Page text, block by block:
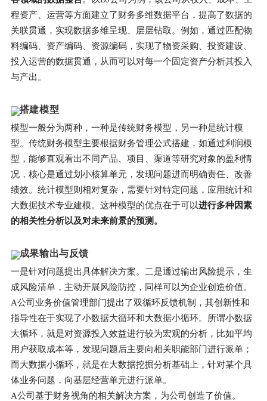
程资产、运营等方面建立了财务多维数据平台，提高了数据的
关联贯通，实现数据多维呈现、层层钻取。例如，通过匹配物
料编码、资产编码、资源编码，实现了物资采购、投资建设、
投入运营的数据贯通，从而可以对每一个固定资产分析其投入
与产出。
搭建模型
模型一般分为两种，一种是传统财务模型，另一种是统计模
型。传统财务模型主要根据财务管理公式搭建，如通过利润模
型，能够直观看出不同产品、项目、渠道等研究对象的盈利情
况，核心是通过划小核算单元，发现问题进而明确责任、改善
绩效。统计模型则相对复杂，需要针对特定问题，应用统计和
大数据技术专业建模。这种模型的优点在于可以进行多种因素
的相关性分析以及对未来前景的预测。
成果输出与反馈
一是针对问题提出具体解决方案。二是通过输出风险提示，生
成风险清单，主动开展风险防控，同样可以为企业创造价值。
A公司业务价值管理部门提出了双循环反馈机制，其创新性和
指导性在于实现了小数据大循环和大数据小循环。所谓小数据
大循环，就是对资源投入效益进行较为宏观的分析，比如平均
用户获取成本等，发现问题后主要向相关职能部门进行派单；
而大数据小循环，就是在大数据挖掘分析基础上，针对某个具
体业务问题，向基层经营单元进行派单。
A公司基于财务视角的相关解决方案，为公司创造了价值。